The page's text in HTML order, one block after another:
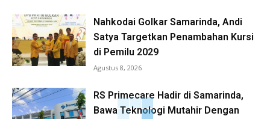
Nahkodai Golkar Samarinda, Andi
Satya Targetkan Penambahan Kursi
di Pemilu 2029
Agustus 8, 2026
RS Primecare Hadir di Samarinda,
Bawa Teknologi Mutahir Dengan